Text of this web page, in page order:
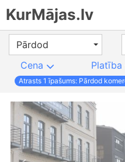
KurMājas.lv
Pārdod
Cena
Platība
Atrasts 1 īpašums: Pārdod